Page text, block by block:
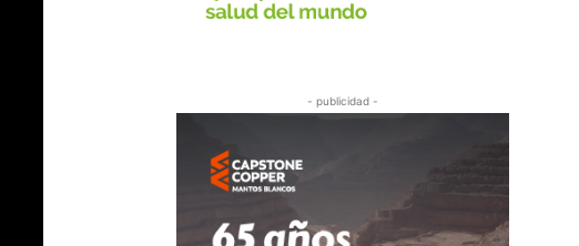
- publicidad -